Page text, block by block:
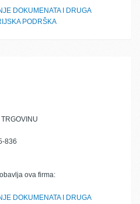
DOKUMENATA I DRUGA
PODRŠKA
836
ova firma:
DOKUMENATA I DRUGA